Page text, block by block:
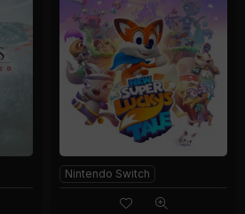
Nintendo Switch